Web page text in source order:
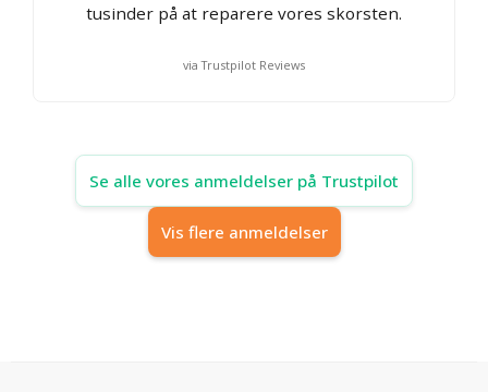
tusinder på at reparere vores skorsten.
via Trustpilot Reviews
Se alle vores anmeldelser på Trustpilot
Vis flere anmeldelser